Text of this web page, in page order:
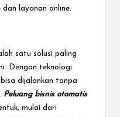
dan layanan online.
satu solusi paling
Dengan teknologi
dijalankan tanpa
Peluang bisnis otomatis
mulai dari